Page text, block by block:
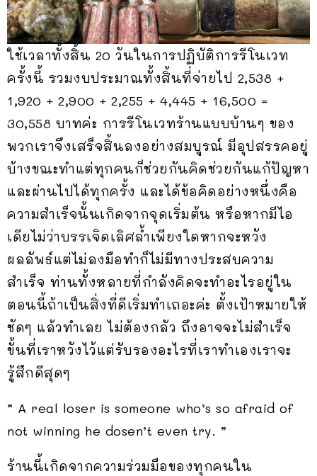
ใช้เวลาทั้งสิ้น 20 วันในการปฏิบัติการรีโนเวท
ครั้งนี้ รวมงบประมาณทั้งสิ้นที่จ่ายไป 2,538 +
1,920 + 2,900 + 2,255 + 4,445 + 16,500 =
30,558 บาทค่ะ การรีโนเวทร้านแบบบ้านๆ ของ
พวกเราจึงเสร็จสิ้นลงอย่างสมบูรณ์ มีอุปสรรคอยู่
บ้างขณะทำแต่ทุกคนก็ช่วยกันคิดช่วยกันแก้ปัญหา
และผ่านไปได้ทุกครั้ง และได้ข้อคิดอย่างหนึ่งคือ
ความสำเร็จนั้นเกิดจากจุดเริ่มต้น หรือหากมีไอ
เดียไม่ว่าบรรเจิดเลิศล้ำเพียงใดหากจะหวัง
ผลลัพธ์แต่ไม่ลงมือทำก็ไม่มีทางประสบความ
สำเร็จ ท่านทั้งหลายที่กำลังคิดจะทำอะไรอยู่ใน
ตอนนี้ถ้าเป็นสิ่งที่ดีเริ่มทำเถอะค่ะ ตั้งเป้าหมายให้
ชัดๆ แล้วทำเลย ไม่ต้องกลัว ถึงอาจจะไม่สำเร็จ
ขั้นที่เราหวังไว้แต่รับรองอะไรที่เราทำเองเราจะ
รู้สึกดีสุดๆ
” A real loser is someone who’s so afraid of
not winning he dosen’t even try. ”
ร้านนี้เกิดจากความร่วมมือของทุกคนใน